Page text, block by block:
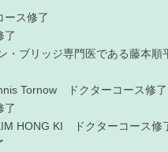
ス修了
了
ブリッジ専門医である藤本順
Tornow ドクターコース修了
了
HONG KI ドクターコース修